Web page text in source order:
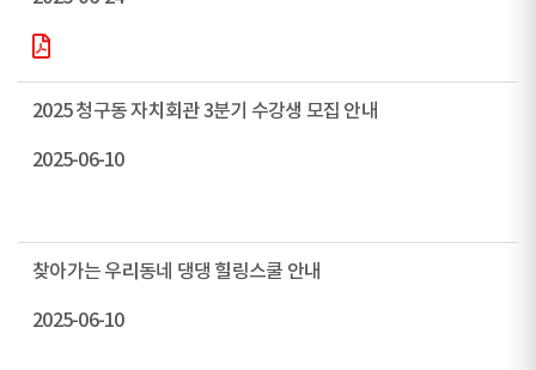
2025 청구동 자치회관 3분기 수강생 모집 안내
2025-06-10
찾아가는 우리동네 댕댕 힐링스쿨 안내
2025-06-10